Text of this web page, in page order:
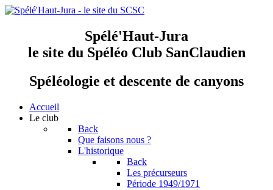
Spélé'Haut-Jura
le site du Spéléo Club SanClaudien
Spéléologie et descente de canyons
Accueil
Le club
Back
Que faisons nous ?
L'historique
Back
Les précurseurs
Période 1949/1971